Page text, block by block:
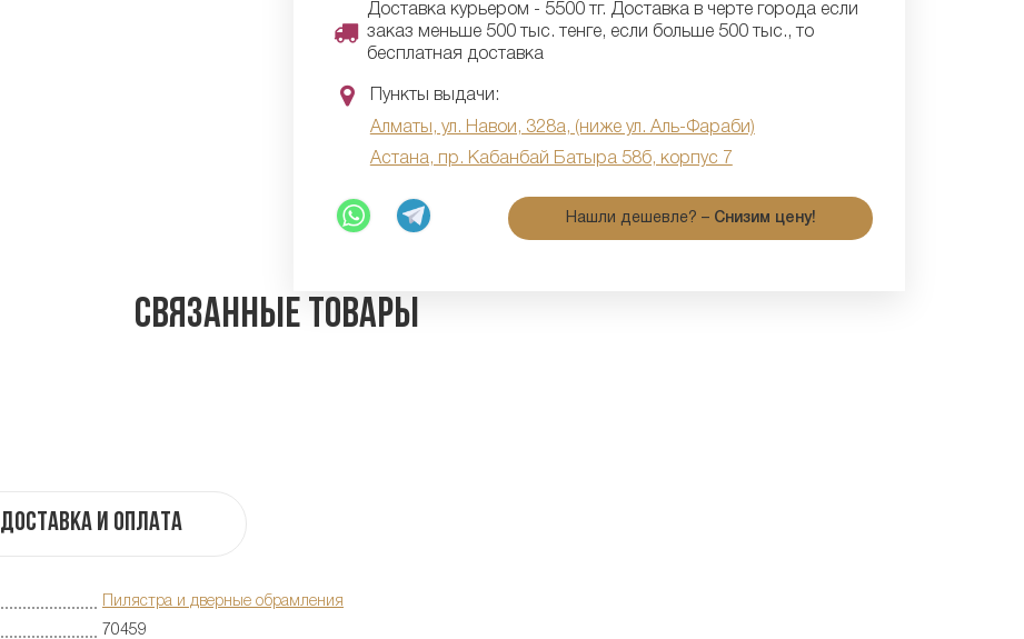
Доставка курьером - 5500 тг. Доставка в черте города если
заказ меньше 500 тыс. тенге, если больше 500 тыс., то
бесплатная доставка
Пункты выдачи:
Алматы, ул. Навои, 328а, (ниже ул. Аль-Фараби)
Астана, пр. Кабанбай Батыра 58б, корпус 7
Нашли дешевле? – Снизим цену!
Связанные товары
Доставка и оплата
Пилястра и дверные обрамления
70459